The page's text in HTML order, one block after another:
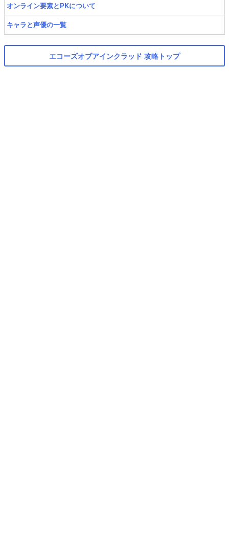
オンライン要素とPKについて
キャラと声優の一覧
エコーズオブアインクラッド 攻略トップ